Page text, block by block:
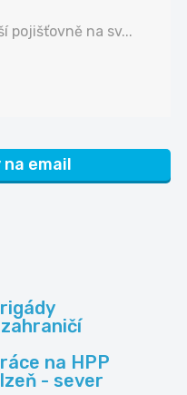
pojišťovně na sv...
na email
na HPP
- sever